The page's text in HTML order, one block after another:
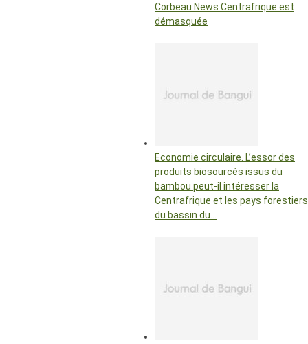
Corbeau News Centrafrique est
démasquée
Economie circulaire. L’essor des
produits biosourcés issus du
bambou peut-il intéresser la
Centrafrique et les pays forestiers
du bassin du…